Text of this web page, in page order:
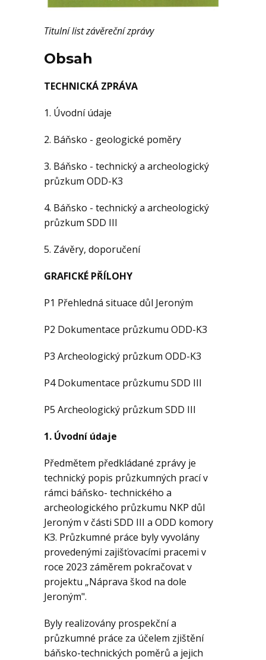
Titulní list závěreční zprávy
Obsah
TECHNICKÁ ZPRÁVA
1. Úvodní údaje
2. Báňsko - geologické poměry
3. Báňsko - technický a archeologický
průzkum ODD-K3
4. Báňsko - technický a archeologický
průzkum SDD III
5. Závěry, doporučení
GRAFICKÉ PŘÍLOHY
P1 Přehledná situace důl Jeroným
P2 Dokumentace průzkumu ODD-K3
P3 Archeologický průzkum ODD-K3
P4 Dokumentace průzkumu SDD III
P5 Archeologický průzkum SDD III
1. Úvodní údaje
Předmětem předkládané zprávy je
technický popis průzkumných prací v
rámci báňsko- technického a
archeologického průzkumu NKP důl
Jeroným v části SDD III a ODD komory
KЗ. Průzkumné práce byly vyvolány
provedenými zajišťovacími pracemi v
roce 2023 záměrem pokračovat v
projektu „Náprava škod na dole
Jeroným".
Byly realizovány prospekční a
průzkumné práce za účelem zjištění
báňsko-technických poměrů a jejich